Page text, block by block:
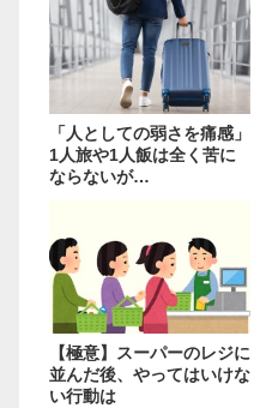
「人としての弱さを痛感」
1人旅や1人飯は全く苦に
ならないが…
【極意】スーパーのレジに
並んだ後、やってはいけな
い行動は